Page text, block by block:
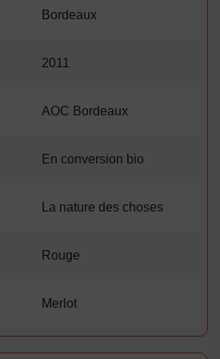
Bordeaux
2011
AOC Bordeaux
En conversion bio
La nature des choses
Rouge
Merlot